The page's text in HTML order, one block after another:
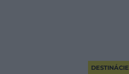
DESTINÁCIE